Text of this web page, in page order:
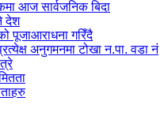
आज सार्वजनिक बिदा
देश
पूजाआराधना गरिँदै
अनुगमनमा टोखा न.पा. वडा नं